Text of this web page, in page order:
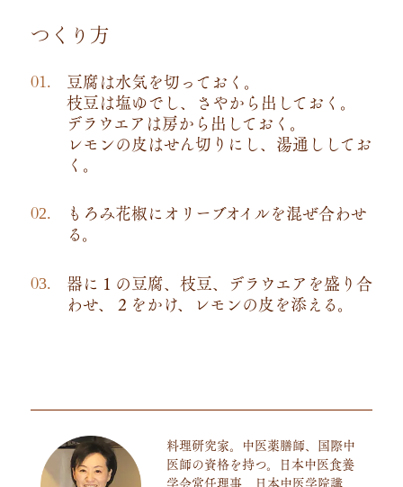
つくり方
豆腐は水気を切っておく。
枝豆は塩ゆでし、さやから出しておく。
デラウエアは房から出しておく。
レモンの皮はせん切りにし、湯通ししてお
く。
もろみ花椒にオリーブオイルを混ぜ合わせ
る。
器に１の豆腐、枝豆、デラウエアを盛り合
わせ、２をかけ、レモンの皮を添える。
料理研究家。中医薬膳師、国際中
医師の資格を持つ。日本中医食養
学会常任理事、日本中医学院講